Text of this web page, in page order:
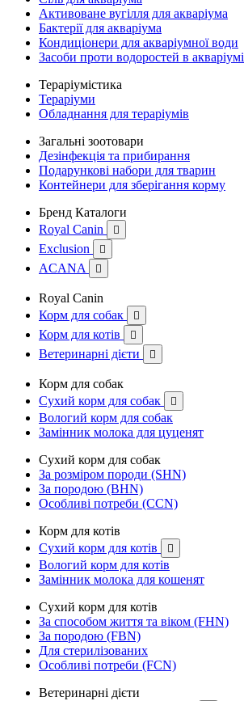
Активоване вугілля для акваріума
Бактерії для акваріума
Кондиціонери для акваріумної води
Засоби проти водоростей в акваріумі
Тераріумістика
Тераріуми
Обладнання для тераріумів
Загальні зоотовари
Дезінфекція та прибирання
Подарункові набори для тварин
Контейнери для зберігання корму
Бренд Каталоги
Royal Canin

Exclusion 
ACANA 
Royal Canin
Корм для собак

Корм для котів 
Ветеринарні дієти 
Корм для собак
Сухий корм для собак

Вологий корм для собак
Замінник молока для цуценят
Сухий корм для собак
За розміром породи (SHN)
За породою (BHN)
Особливі потреби (CCN)
Корм для котів
Сухий корм для котів

Вологий корм для котів
Замінник молока для кошенят
Сухий корм для котів
За способом життя та віком (FHN)
За породою (FBN)
Для стерилізованих
Особливі потреби (FCN)
Ветеринарні дієти